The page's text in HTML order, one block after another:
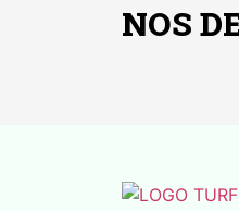
NOS